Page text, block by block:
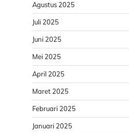
Agustus 2025
Juli 2025
Juni 2025
Mei 2025
April 2025
Maret 2025
Februari 2025
Januari 2025